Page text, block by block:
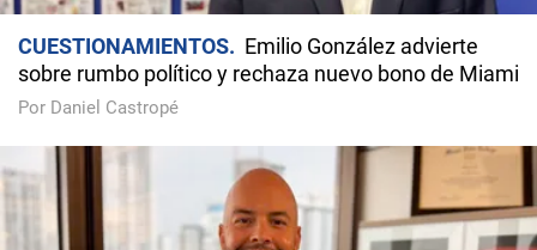
CUESTIONAMIENTOS
Emilio González advierte
sobre rumbo político y rechaza nuevo bono de Miami
Por Daniel Castropé